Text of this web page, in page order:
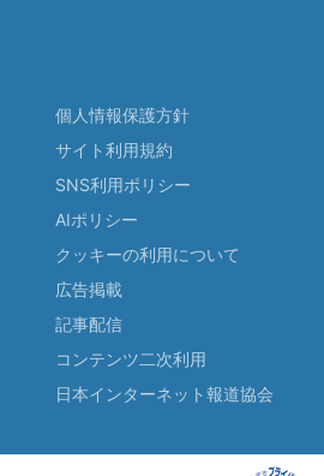
個人情報保護方針
サイト利用規約
SNS利用ポリシー
AIポリシー
クッキーの利用について
広告掲載
記事配信
コンテンツ二次利用
日本インターネット報道協会